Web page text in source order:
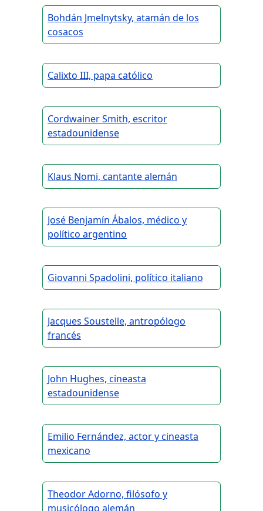
Bohdán Jmelnytsky, atamán de los
cosacos
Calixto III, papa católico
Cordwainer Smith, escritor
estadounidense
Klaus Nomi, cantante alemán
José Benjamín Ábalos, médico y
político argentino
Giovanni Spadolini, político italiano
Jacques Soustelle, antropólogo
francés
John Hughes, cineasta
estadounidense
Emilio Fernández, actor y cineasta
mexicano
Theodor Adorno, filósofo y
musicólogo alemán